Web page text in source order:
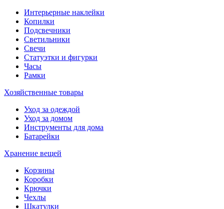
Интерьерные наклейки
Копилки
Подсвечники
Светильники
Свечи
Статуэтки и фигурки
Часы
Рамки
Хозяйственные товары
Уход за одеждой
Уход за домом
Инструменты для дома
Батарейки
Хранение вещей
Корзины
Коробки
Крючки
Чехлы
Шкатулки